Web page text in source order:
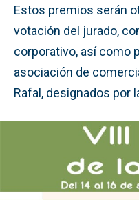
Estos premios serán
votación del jurado,
corporativo, así como
asociación de
Rafal, designados por